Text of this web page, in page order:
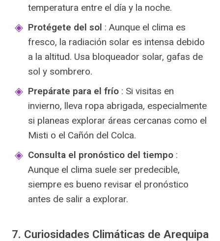
temperatura entre el día y la noche.
Protégete del sol : Aunque el clima es
fresco, la radiación solar es intensa debido
a la altitud. Usa bloqueador solar, gafas de
sol y sombrero.
Prepárate para el frío : Si visitas en
invierno, lleva ropa abrigada, especialmente
si planeas explorar áreas cercanas como el
Misti o el Cañón del Colca.
Consulta el pronóstico del tiempo :
Aunque el clima suele ser predecible,
siempre es bueno revisar el pronóstico
antes de salir a explorar.
7. Curiosidades Climáticas de Arequipa